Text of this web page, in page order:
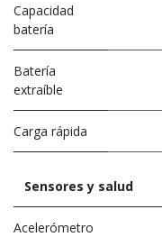
Capacidad
batería
Batería
extraíble
Carga rápida
Sensores y salud
Acelerómetro